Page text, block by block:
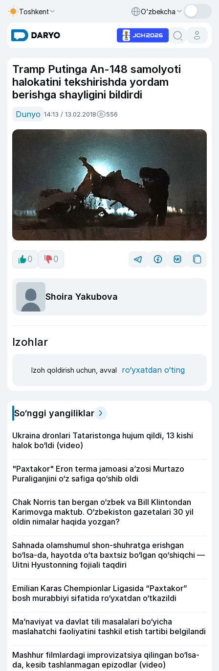
Toshkent O‘zbekcha
Tramp Putinga An-148 samolyoti
halokatini tekshirishda yordam
berishga shayligini bildirdi
Dunyo 14:13 / 13.02.2018 556
0 0
Shoira Yakubova
Izohlar
Izoh qoldirish uchun, avval ro‘yxatdan o‘ting
So‘nggi yangiliklar
Ukraina dronlari Tataristonga hujum qildi, 13 kishi
halok bo‘ldi (video)
"Paxtakor" Eron terma jamoasi a’zosi Murtazo
Puraliganjini o‘z safiga qo‘shib oldi
Chak Norris tan bergan o‘zbek va Bill Klintondan
Karimovga maktub. O‘zbekiston gazetalari 30 yil
oldin nimalar haqida yozgan?
Sahnada olamshumul shon-shuhratga erishgan
bo‘lsa-da, hayotda o‘ta baxtsiz bo‘lgan qo‘shiqchi —
Uitni Hyustonning fojiali taqdiri
Emilian Karas Chempionlar Ligasida “Paxtakor”
bosh murabbiyi sifatida ro‘yxatdan o‘tkazildi
Ma’naviyat va davlat tili masalalari bo‘yicha
maslahatchi faoliyatini tashkil etish tartibi belgilandi
Mashhur filmlardagi improvizatsiya qilingan bo‘lsa-
da, kesib tashlanmagan epizodlar (video)